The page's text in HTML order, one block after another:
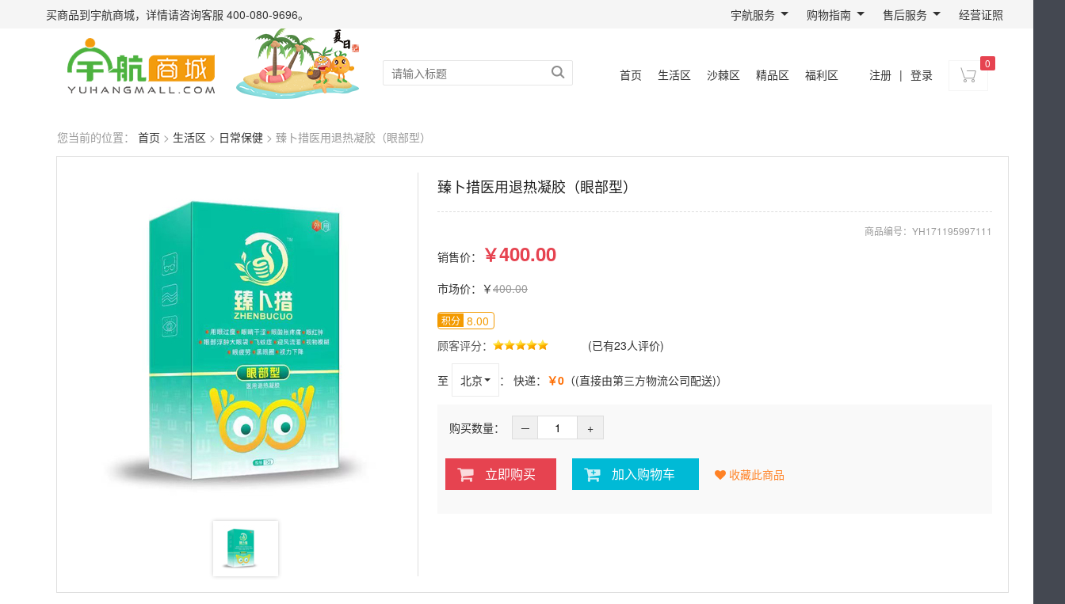
买商品到宇航商城，详情请咨询客服 400-080-9696。 宇航服务 购物指南 售后服务 经营证照
首页 生活区 沙棘区 精品区 福利区 注册 | 登录
0
您当前的位置： 首页 > 生活区 > 日常保健 > 臻卜措医用退热凝胶（眼部型）
臻卜措医用退热凝胶（眼部型）
商品编号： YH171195997111
销售价： ￥400.00
市场价：￥400.00
积分 8.00
顾客评分：
(已有23人评价)
至 北京 ： 快递： ￥0 （(直接由第三方物流公司配送)）
购买数量： ─ +
立即购买 加入购物车 收藏此商品